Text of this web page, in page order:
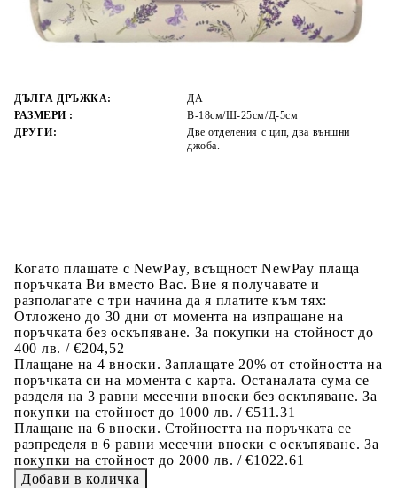
ЦВЯТ ОСНОВЕН:
ЛИЛАВ
ДЪЛГА ДРЪЖКА:
ДА
РАЗМЕРИ :
В-18см/Ш-25см/Д-5см
ДРУГИ:
Две отделения с цип, два външни
джоба.
Когато плащате с NewPay, всъщност NewPay плаща
поръчката Ви вместо Вас. Вие я получавате и
разполагате с три начина да я платите към тях:
Отложено до 30 дни от момента на изпращане на
поръчката без оскъпяване. За покупки на стойност до
400 лв. / €204,52
Плащане на 4 вноски. Заплащате 20% от стойността на
поръчката си на момента с карта. Останалата сума се
разделя на 3 равни месечни вноски без оскъпяване. За
покупки на стойност до 1000 лв. / €511.31
Плащане на 6 вноски. Стойността на поръчката се
разпределя в 6 равни месечни вноски с оскъпяване. За
покупки на стойност до 2000 лв. / €1022.61